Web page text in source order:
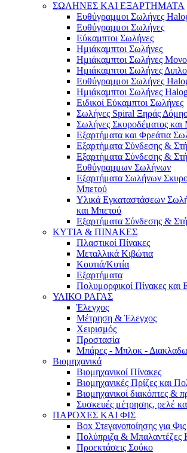
ΣΩΛΗΝΕΣ ΚΑΙ ΕΞΑΡΤΗΜΑΤΑ
Ευθύγραμμοι Σωλήνες
Ευθύγραμμοι Σωλήνες
Εύκαμπτοι Σωλήνες
Ημιάκαμπτοι Σωλήνες
Ημιάκαμπτοι Σωλήνες
Ημιάκαμπτοι Σωλήνες
Ευθύγραμμοι Σωλήνες
Ημιάκαμπτοι Σωλήνες
Ειδικοί Εύκαμπτοι Σωλήνες
Σωλήνες Spiral Ξηράς
Σωλήνες Σκυροδέματος και
Εξαρτήματα και Φρεάτια
Εξαρτήματα Σύνδεσης &
Εξαρτήματα Σύνδεσης &
Ευθύγραμμων Σωλήνων
Εξαρτήματα Σωλήνων
Μπετού
Υλικά Εγκαταστάσεων
και Μπετού
Εξαρτήματα Σύνδεσης &
ΚΥΤΙΑ & ΠΙΝΑΚΕΣ
Πλαστικοί Πίνακες
Μεταλλικά Κιβώτια
Κουτιά/Κυτία
Εξαρτήματα
Πολυμορφικοί Πίνακες και
ΥΛΙΚΟ ΡΑΓΑΣ
Έλεγχος
Μέτρηση & Έλεγχος
Χειρισμός
Προστασία
Μπάρες - Μπλοκ -
Βιομηχανικά
Βιομηχανικοί Πίνακες
Βιομηχανικές Πρίζες και
Βιομηχανικοί διακόπτες &
Συσκευές μέτρησης, ρελέ
ΠΑΡΟΧΕΣ ΚΑΙ ΦΙΣ
Box Στεγανοποίησης για
Πολύπριζα & Μπαλαντέζες
Προεκτάσεις Σούκο